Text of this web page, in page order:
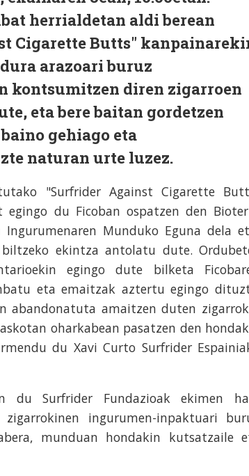
herrialdetan aldi berean
Cigarette Butts"
arazoari buruz
kontsumitzen diren zigarroen
eta bere baitan gordetzen
gehiago eta
naturan urte luzez.
"Surfrider Against Cigarette
du Ficoban ospatzen den
Munduko Eguna dela
ekintza antolatu dute.
egingo dute bilketa
eta emaitzak aztertu egingo
abandonatuta amaitzen duten
oharkabean pasatzen den
du Xavi Curto Surfrider
du Surfrider Fundazioak ekimen
ingurumen-inpaktuari
munduan hondakin kutsatzaile